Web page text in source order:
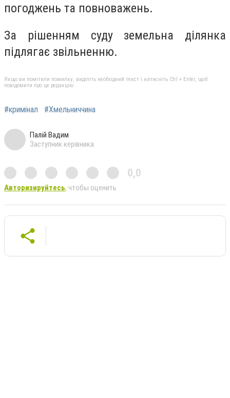
погоджень та повноважень.
За рішенням суду земельна ділянка
підлягає звільненню.
Якщо ви помітили помилку, виділіть необхідний текст і натисніть Ctrl + Enter, щоб
повідомити про це редакцію
#кримінал #Хмельниччина
Палій Вадим
Заступник керівника
0,0
Авторизируйтесь, чтобы оценить